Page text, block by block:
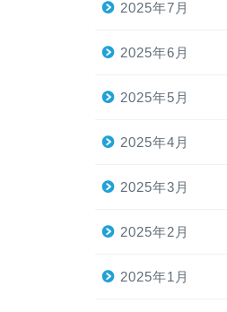
2025年7月
2025年6月
2025年5月
2025年4月
2025年3月
2025年2月
2025年1月